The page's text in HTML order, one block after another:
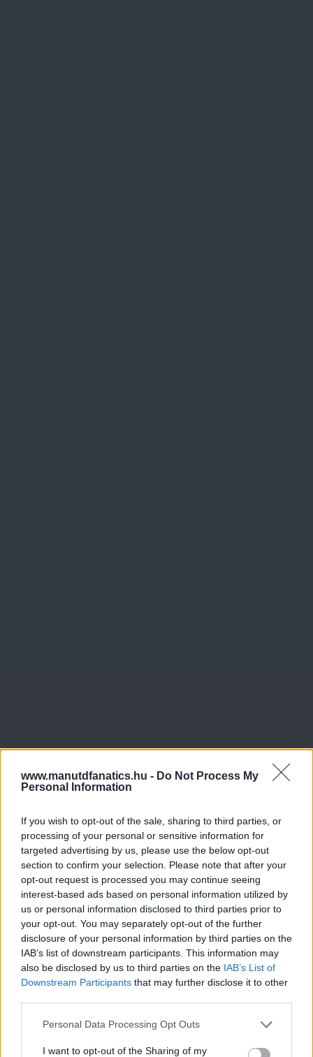
www.manutdfanatics.hu - Do Not Process My
Personal Information
If you wish to opt-out of the sale, sharing to third parties, or
processing of your personal or sensitive information for
targeted advertising by us, please use the below opt-out
section to confirm your selection. Please note that after your
opt-out request is processed you may continue seeing
interest-based ads based on personal information utilized by
us or personal information disclosed to third parties prior to
your opt-out. You may separately opt-out of the further
disclosure of your personal information by third parties on the
IAB’s list of downstream participants. This information may
also be disclosed by us to third parties on the IAB’s List of
Downstream Participants that may further disclose it to other
Please note that this website/app uses one or more Google
not limited to your visit or usage behaviour. You may click to
Personal Data Processing Opt Outs
I want to opt-out of the Sharing of my